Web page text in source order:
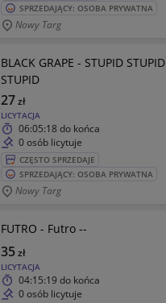
SPRZEDAJĄCY: OSOBA PRYWATNA
Nowy Targ
BLACK GRAPE - STUPID STUPID
STUPID
LICYTACJA
27zł
06:05:18 do końca
0 osób licytuje
CZĘSTO SPRZEDAJE
SPRZEDAJĄCY: OSOBA PRYWATNA
Nowy Targ
FUTRO - Futro --
LICYTACJA
35zł
04:15:19 do końca
0 osób licytuje